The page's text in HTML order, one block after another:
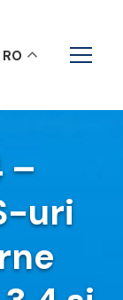
–
uri
RO